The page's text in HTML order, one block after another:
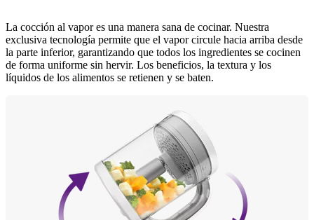
La cocción al vapor es una manera sana de cocinar. Nuestra
exclusiva tecnología permite que el vapor circule hacia arriba desde
la parte inferior, garantizando que todos los ingredientes se cocinen
de forma uniforme sin hervir. Los beneficios, la textura y los
líquidos de los alimentos se retienen y se baten.